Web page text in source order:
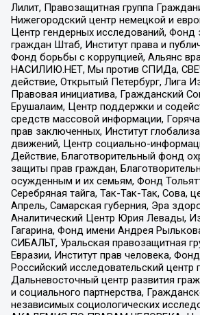
Лилит, Правозащитная группа
Нижегородский центр немецкой и
Центр гендерных исследований, Фонд
граждан Штаб, Институт права и
Фонд борьбы с коррупцией, Альянс
НАСИЛИЮ.НЕТ, Мы против СПИДа,
действие, Открытый Петербург, Лига
Правовая инициатива, Гражданский
Ерушалаим, Центр поддержки и
средств массовой информации,
прав заключенных, Институт
движений, Центр социально-
Действие, Благотворительный фонд
защиты прав граждан,
осужденным и их семьям, Фонд
Серебряная тайга, Так-Так-Так, Сова,
Апрель, Самарская губерния, Эра
Аналитический Центр Юрия Левады,
Гагарина, Фонд имени Андрея
СИБАЛЬТ, Уральская правозащитная
Евразии, Институт прав человека,
Российский исследовательский центр
Дальневосточный центр развития
и социального партнерства,
независимых социологических